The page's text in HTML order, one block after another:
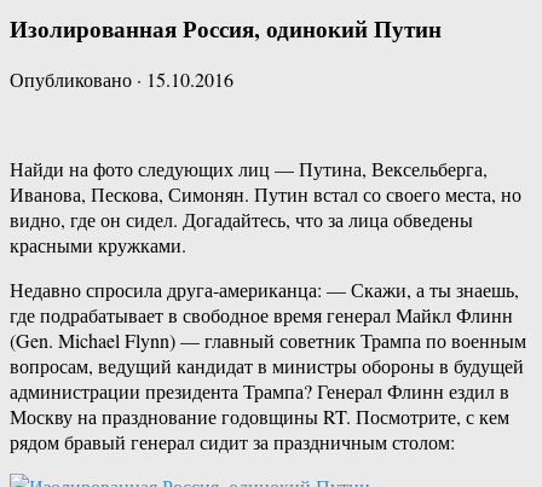
Изолированная Россия, одинокий Путин
Опубликовано · 15.10.2016
Найди на фото следующих лиц — Путина, Вексельберга,
Иванова, Пескова, Симонян. Путин встал со своего места, но
видно, где он сидел. Догадайтесь, что за лица обведены
красными кружками.
Недавно спросила друга-американца: — Скажи, а ты знаешь,
где подрабатывает в свободное время генерал Майкл Флинн
(Gen. Michael Flynn) — главный советник Трампа по военным
вопросам, ведущий кандидат в министры обороны в будущей
администрации президента Трампа? Генерал Флинн ездил в
Москву на празднование годовщины RT. Посмотрите, с кем
рядом бравый генерал сидит за праздничным столом: